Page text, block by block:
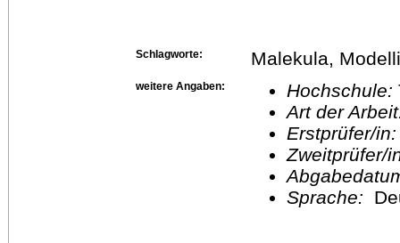
Schlagworte: Malekula,
weitere Angaben: Hochschule:
Art der
Erstprüfer/
Sprache: